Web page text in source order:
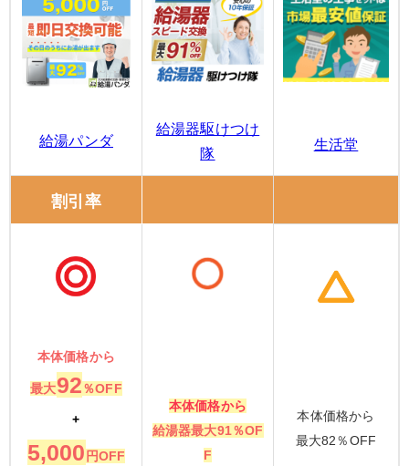
給湯パンダ
給湯器駆けつけ
隊
生活堂
割引率
本体価格から
最大92％OFF
+
5,000 円OFF
本体価格から
給湯器最大91％OF
F
本体価格から
最大82％OFF